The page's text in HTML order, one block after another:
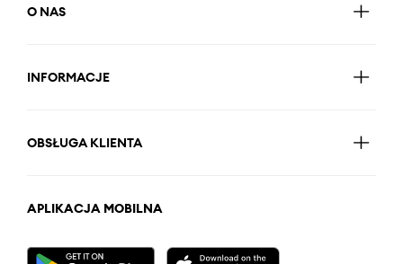
O NAS
INFORMACJE
OBSŁUGA KLIENTA
APLIKACJA MOBILNA